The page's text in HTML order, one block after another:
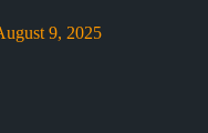
9, 2025